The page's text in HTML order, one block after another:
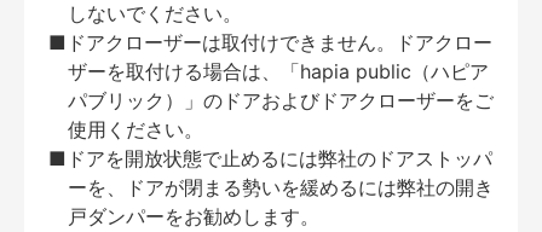
しないでください。
■ドアクローザーは取付けできません。ドアクロー
ザーを取付ける場合は、「hapia public（ハピア
パブリック）」のドアおよびドアクローザーをご
使用ください。
■ドアを開放状態で止めるには弊社のドアストッパ
ーを、ドアが閉まる勢いを緩めるには弊社の開き
戸ダンパーをお勧めします。